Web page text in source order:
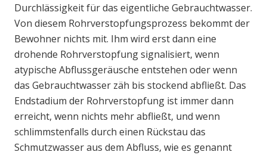
Durchlässigkeit für das eigentliche Gebrauchtwasser.
Von diesem Rohrverstopfungsprozess bekommt der
Bewohner nichts mit. Ihm wird erst dann eine
drohende Rohrverstopfung signalisiert, wenn
atypische Abflussgeräusche entstehen oder wenn
das Gebrauchtwasser zäh bis stockend abfließt. Das
Endstadium der Rohrverstopfung ist immer dann
erreicht, wenn nichts mehr abfließt, und wenn
schlimmstenfalls durch einen Rückstau das
Schmutzwasser aus dem Abfluss, wie es genannt